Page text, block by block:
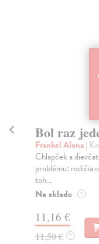
Bol raz
Frankel Alona|
Chlapček a
problému: rodičia
toh...
Na sklade ?
11,16 €
11,50 € ?